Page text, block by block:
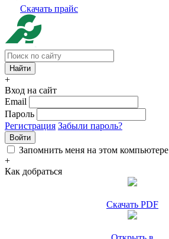
Скачать прайс
+
Вход на сайт
Email
Пароль
Регистрация Забыли пароль?
Войти
Запомнить меня на этом компьютере
+
Как добраться
Скачать PDF